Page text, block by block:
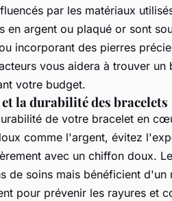
par les matériaux
en argent ou plaqué or sont
incorporant des pierres
vous aidera à trouver
votre budget.
la durabilité des bracelets
de votre bracelet en
comme l'argent, évitez
avec un chiffon doux.
de soins mais bénéficient d'un
pour prévenir les rayures et